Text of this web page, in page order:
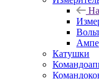
Катушки